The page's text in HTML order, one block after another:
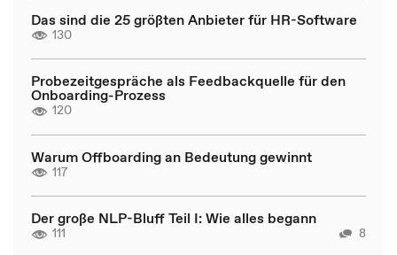
Das sind die 25 größten Anbieter für HR-Software
130
Probezeitgespräche als Feedbackquelle für den
Onboarding-Prozess
120
Warum Offboarding an Bedeutung gewinnt
117
Der große NLP-Bluff Teil I: Wie alles begann
111 8